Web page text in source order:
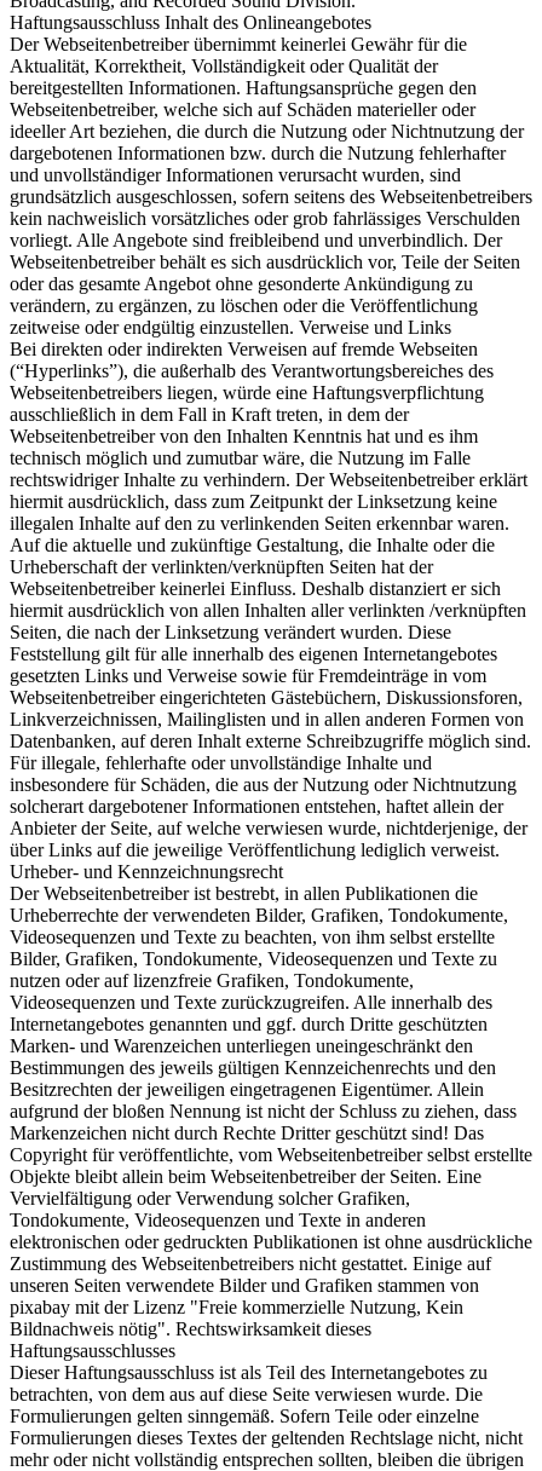
Haftungsausschluss Inhalt des Onlineangebotes
Der Webseitenbetreiber übernimmt keinerlei Gewähr für die
Aktualität, Korrektheit, Vollständigkeit oder Qualität der
bereitgestellten Informationen. Haftungsansprüche gegen den
Webseitenbetreiber, welche sich auf Schäden materieller oder
ideeller Art beziehen, die durch die Nutzung oder Nichtnutzung der
dargebotenen Informationen bzw. durch die Nutzung fehlerhafter
und unvollständiger Informationen verursacht wurden, sind
grundsätzlich ausgeschlossen, sofern seitens des Webseitenbetreibers
kein nachweislich vorsätzliches oder grob fahrlässiges Verschulden
vorliegt. Alle Angebote sind freibleibend und unverbindlich. Der
Webseitenbetreiber behält es sich ausdrücklich vor, Teile der Seiten
oder das gesamte Angebot ohne gesonderte Ankündigung zu
verändern, zu ergänzen, zu löschen oder die Veröffentlichung
zeitweise oder endgültig einzustellen. Verweise und Links
Bei direkten oder indirekten Verweisen auf fremde Webseiten
(“Hyperlinks”), die außerhalb des Verantwortungsbereiches des
Webseitenbetreibers liegen, würde eine Haftungsverpflichtung
ausschließlich in dem Fall in Kraft treten, in dem der
Webseitenbetreiber von den Inhalten Kenntnis hat und es ihm
technisch möglich und zumutbar wäre, die Nutzung im Falle
rechtswidriger Inhalte zu verhindern. Der Webseitenbetreiber erklärt
hiermit ausdrücklich, dass zum Zeitpunkt der Linksetzung keine
illegalen Inhalte auf den zu verlinkenden Seiten erkennbar waren.
Auf die aktuelle und zukünftige Gestaltung, die Inhalte oder die
Urheberschaft der verlinkten/verknüpften Seiten hat der
Webseitenbetreiber keinerlei Einfluss. Deshalb distanziert er sich
hiermit ausdrücklich von allen Inhalten aller verlinkten /verknüpften
Seiten, die nach der Linksetzung verändert wurden. Diese
Feststellung gilt für alle innerhalb des eigenen Internetangebotes
gesetzten Links und Verweise sowie für Fremdeinträge in vom
Webseitenbetreiber eingerichteten Gästebüchern, Diskussionsforen,
Linkverzeichnissen, Mailinglisten und in allen anderen Formen von
Datenbanken, auf deren Inhalt externe Schreibzugriffe möglich sind.
Für illegale, fehlerhafte oder unvollständige Inhalte und
insbesondere für Schäden, die aus der Nutzung oder Nichtnutzung
solcherart dargebotener Informationen entstehen, haftet allein der
Anbieter der Seite, auf welche verwiesen wurde, nichtderjenige, der
über Links auf die jeweilige Veröffentlichung lediglich verweist.
Urheber- und Kennzeichnungsrecht
Der Webseitenbetreiber ist bestrebt, in allen Publikationen die
Urheberrechte der verwendeten Bilder, Grafiken, Tondokumente,
Videosequenzen und Texte zu beachten, von ihm selbst erstellte
Bilder, Grafiken, Tondokumente, Videosequenzen und Texte zu
nutzen oder auf lizenzfreie Grafiken, Tondokumente,
Videosequenzen und Texte zurückzugreifen. Alle innerhalb des
Internetangebotes genannten und ggf. durch Dritte geschützten
Marken- und Warenzeichen unterliegen uneingeschränkt den
Bestimmungen des jeweils gültigen Kennzeichenrechts und den
Besitzrechten der jeweiligen eingetragenen Eigentümer. Allein
aufgrund der bloßen Nennung ist nicht der Schluss zu ziehen, dass
Markenzeichen nicht durch Rechte Dritter geschützt sind! Das
Copyright für veröffentlichte, vom Webseitenbetreiber selbst erstellte
Objekte bleibt allein beim Webseitenbetreiber der Seiten. Eine
Vervielfältigung oder Verwendung solcher Grafiken,
Tondokumente, Videosequenzen und Texte in anderen
elektronischen oder gedruckten Publikationen ist ohne ausdrückliche
Zustimmung des Webseitenbetreibers nicht gestattet. Einige auf
unseren Seiten verwendete Bilder und Grafiken stammen von
pixabay mit der Lizenz "Freie kommerzielle Nutzung, Kein
Bildnachweis nötig". Rechtswirksamkeit dieses
Haftungsausschlusses
Dieser Haftungsausschluss ist als Teil des Internetangebotes zu
betrachten, von dem aus auf diese Seite verwiesen wurde. Die
Formulierungen gelten sinngemäß. Sofern Teile oder einzelne
Formulierungen dieses Textes der geltenden Rechtslage nicht, nicht
mehr oder nicht vollständig entsprechen sollten, bleiben die übrigen